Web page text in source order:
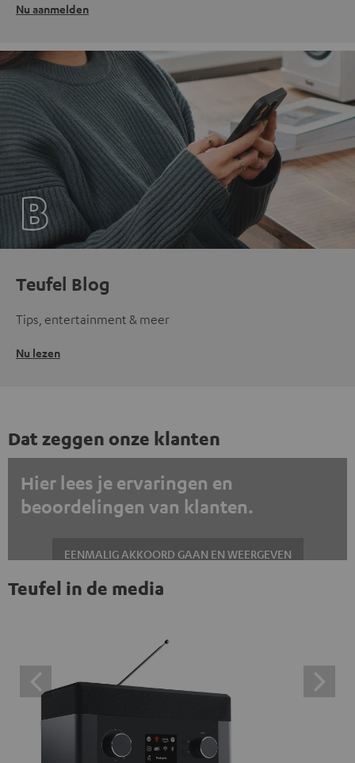
Nu aanmelden
Teufel Blog
Tips, entertainment & meer
Nu lezen
Dat zeggen onze klanten
Hier lees je ervaringen en
beoordelingen van klanten.
EENMALIG AKKOORD GAAN EN WEERGEVEN
Altijd externe inhoud weergeven? Schakel dit in de gegevensinstellingen
externe inhoud hier met één klik weergeven. Door op de
inhoud te klikken, stem je ermee in dat je de externe
inhoud te zien krijgt. Dit betekent dat persoonlijke
gegevens kunnen worden doorgegeven aan platforms
van derden. Meer informatie hierover vind je in ons
Teufel in de media